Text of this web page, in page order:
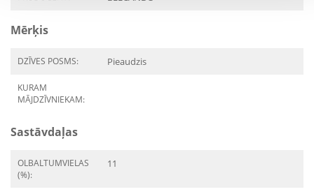
Mērķis
DZĪVES POSMS: Pieaudzis
KURAM
MĀJDZĪVNIEKAM:
Sastāvdaļas
OLBALTUMVIELAS
(%):
11